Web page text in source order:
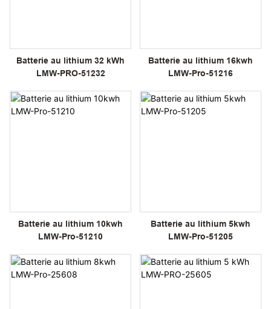
Batterie au lithium 32 kWh
LMW-PRO-51232
Batterie au lithium 16kwh
LMW-Pro-51216
Batterie au lithium 10kwh
LMW-Pro-51210
Batterie au lithium 5kwh
LMW-Pro-51205